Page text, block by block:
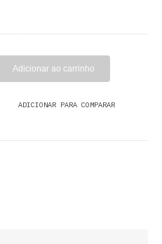
ADICIONAR PARA COMPARAR